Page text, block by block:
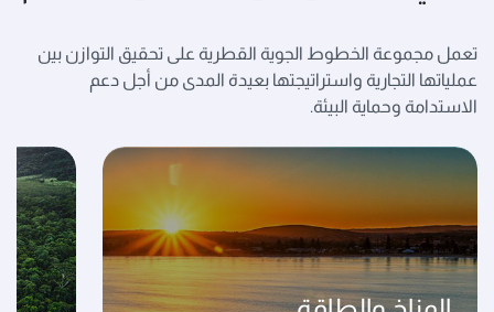
تعمل مجموعة الخطوط الجوية القطرية على تحقيق التوازن بين
عملياتها التجارية واستراتيجتها بعيدة المدى من أجل دعم
الاستدامة وحماية البيئة.